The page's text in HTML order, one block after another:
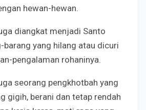
hewan-hewan.
diangkat menjadi Santo
barang yang hilang atau dicuri
pengalaman rohaninya.
seorang pengkhotbah yang
gigih, berani dan tetap rendah